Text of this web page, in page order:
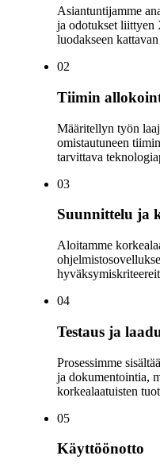
Asiantuntijamme
ja odotukset liittyen
luodakseen
02
Tiimin
Määritellyn työn
omistautuneen
tarvittava
03
Suunnittelu ja
Aloitamme
04
Testaus ja
Prosessimme
ja dokumentointia,
korkealaatuisten
05
Käyttöönotto